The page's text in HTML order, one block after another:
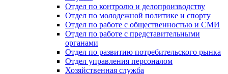
Отдел по контролю и делопроизводству
Отдел по молодежной политике и спорту
Отдел по работе с общественностью и СМИ
Отдел по работе с представительными
органами
Отдел по развитию потребительского рынка
Отдел управления персоналом
Хозяйственная служба